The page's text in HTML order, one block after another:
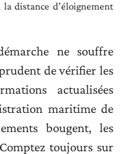
distance d’éloignement
ne souffre
de vérifier les
actualisées
maritime de
bougent, les
toujours sur